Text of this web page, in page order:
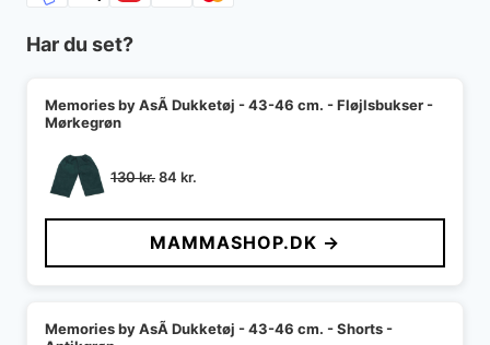
Har du set?
Memories by AsÃ­ Dukketøj - 43-46 cm. - Fløjlsbukser -
Mørkegrøn
130kr.Den
pris
var:
130 kr..
84 kr.
pris
er:
84 kr..
MAMMASHOP.DK →
Memories by AsÃ­ Dukketøj - 43-46 cm. - Shorts -